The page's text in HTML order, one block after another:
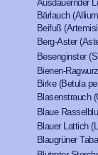
Ausdauernder
Bärlauch
Beifuß
Berg-Aster
Besenginster
Bienen-
Birke (Betula
Blasenstrauch
Blaue
Blauer Lattich
Blaugrüner